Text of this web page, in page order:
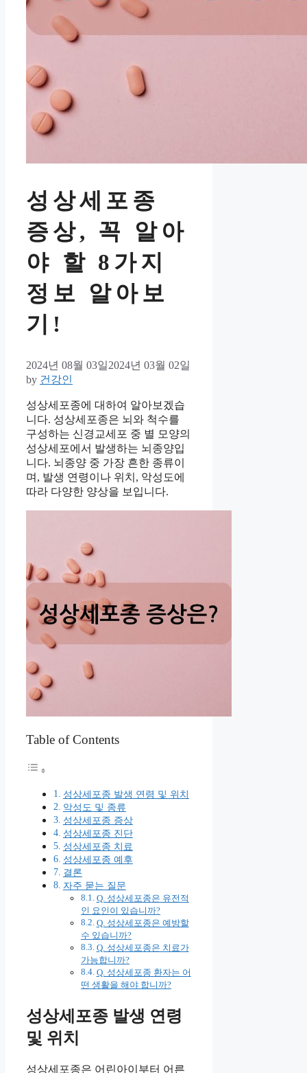
성상세포종
증상, 꼭 알아
야 할 8가지
정보 알아보
기!
2024년 08월 03일2024년 03월 02일
by 건강인
성상세포종에 대하여 알아보겠습
니다. 성상세포종은 뇌와 척수를
구성하는 신경교세포 중 별 모양의
성상세포에서 발생하는 뇌종양입
니다. 뇌종양 중 가장 흔한 종류이
며, 발생 연령이나 위치, 악성도에
따라 다양한 양상을 보입니다.
Table of Contents
성상세포종 발생 연령 및 위치
악성도 및 종류
성상세포종 증상
성상세포종 진단
성상세포종 치료
성상세포종 예후
결론
자주 묻는 질문
Q. 성상세포종은 유전적
인 요인이 있습니까?
Q. 성상세포종은 예방할
수 있습니까?
Q. 성상세포종은 치료가
가능합니까?
Q. 성상세포종 환자는 어
떤 생활을 해야 합니까?
성상세포종 발생 연령
및 위치
성상세포종은 어린아이부터 어른